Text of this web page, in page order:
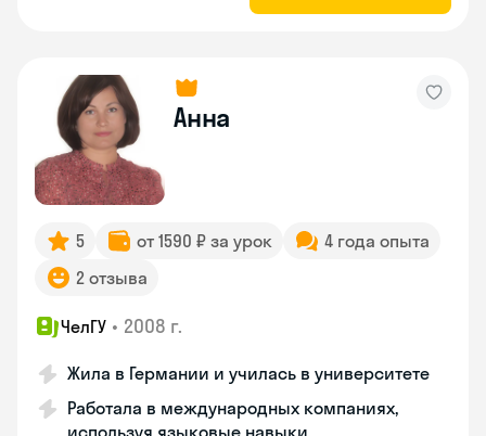
Анна
5 от 1590 ₽ за урок
4 года опыта
2 отзыва
ЧелГУ • 2008 г.
Жила в Германии и училась в университете
Работала в международных компаниях,
используя языковые навыки